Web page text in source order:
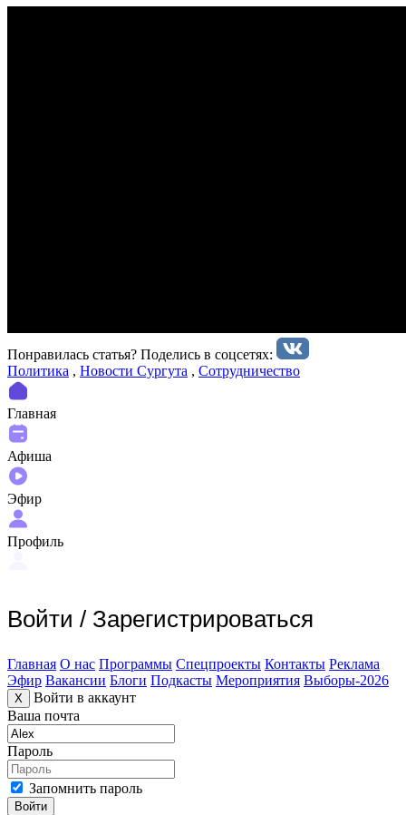
Понравилась статья? Поделиcь в соцсетях:
Политика , Новости Сургута , Сотрудничество
Главная
Афиша
Эфир
Профиль
Войти / Зарегистрироваться
Главная О нас Программы Спецпроекты Контакты Реклама
Эфир Вакансии Блоги Подкасты Мероприятия Выборы-2026
X
Войти в аккаунт
Ваша почта
Пароль
Запомнить пароль
Войти